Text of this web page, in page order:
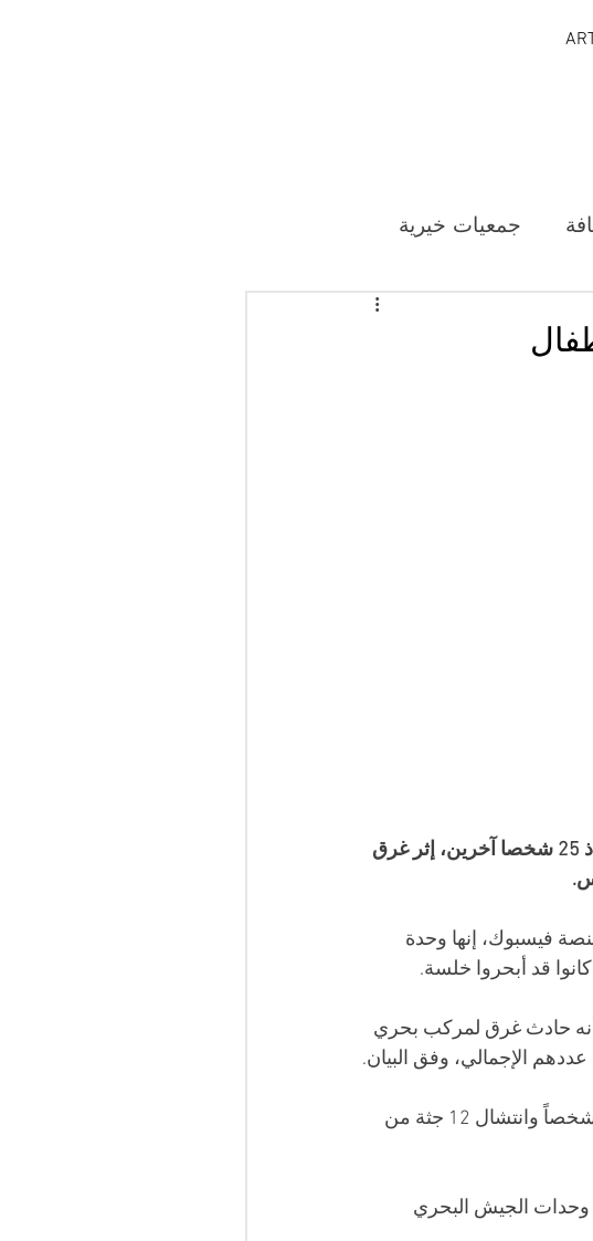
جمعيات خيرية
أعلنت السلطات التونسية، امس الاثنين، انتشال 12 جثة، بينهم 3 رُضع وإنقاذ 25 شخصا آخرين، إثر غرق
فيسبوك، إنها وحدة
أنه حادث غرق لمركب بحري
الإجمالي، وفق البيان.
وأضاف الحرس الوطني أنه "تم التدخل السريع للوحدات البحرية وإنقاذ 25 شخصاً وانتشال 12 جثة من
وحدات الجيش البحري